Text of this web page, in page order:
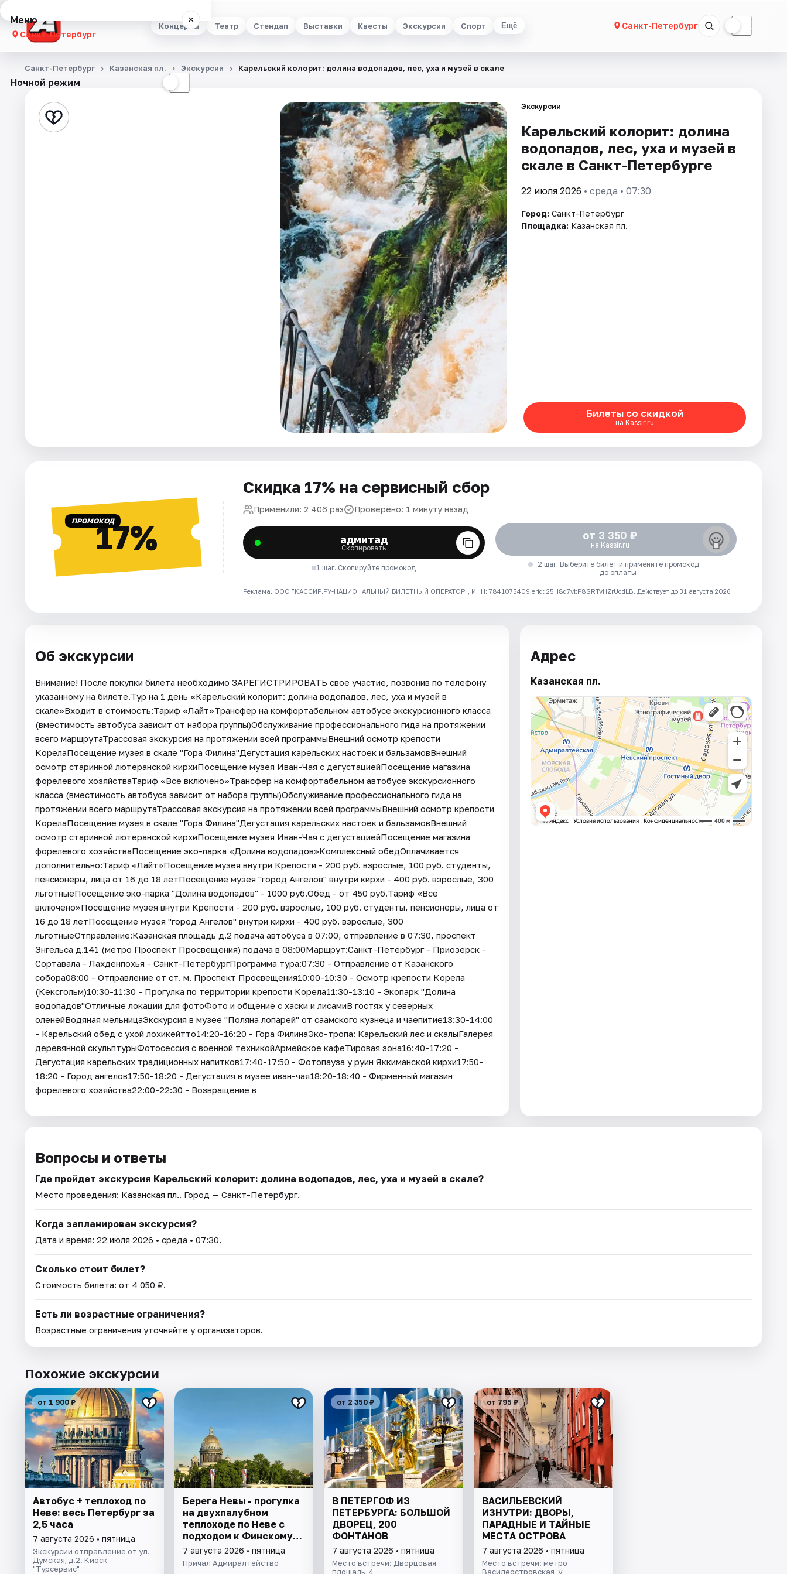
Концерты Театр Стендап Выставки Квесты Экскурсии Спорт Ещё Санкт-Петербург ☾
Меню ×
Санкт-Петербург
Концерты
Стендап
Ночной режим ☾
Санкт-Петербург Казанская пл. Экскурсии Карельский колорит: долина водопадов, лес, уха и музей в скале
Экскурсии
Карельский колорит: долина
водопадов, лес, уха и музей в
скале в Санкт-Петербурге
22 июля 2026 • среда • 07:30
Город: Санкт-Петербург
Площадка: Казанская пл.
Билеты со скидкой
на Kassir.ru
ПРОМОКОД17%
Скидка 17% на сервисный сбор
Применили: 2 406 раз Проверено: 1 минуту назад
адмитад
Скопировать
1 шаг. Скопируйте промокод
от 3 350 ₽
на Kassir.ru
2 шаг. Выберите билет и примените промокод
до оплаты
Реклама. ООО "КАССИР.РУ-НАЦИОНАЛЬНЫЙ БИЛЕТНЫЙ ОПЕРАТОР", ИНН: 7841075409 erid: 25H8d7vbP8SRTvHZrUcdLB. Действует до 31 августа 2026
Об экскурсии
Внимание! После покупки билета необходимо ЗАРЕГИСТРИРОВАТЬ свое участие, позвонив по телефону
указанному на билете.Тур на 1 день «Карельский колорит: долина водопадов, лес, уха и музей в
скале»Входит в стоимость:Тариф «Лайт»Трансфер на комфортабельном автобусе экскурсионного класса
(вместимость автобуса зависит от набора группы)Обслуживание профессионального гида на протяжении
всего маршрутаТрассовая экскурсия на протяжении всей программыВнешний осмотр крепости
КорелаПосещение музея в скале "Гора Филина"Дегустация карельских настоек и бальзамовВнешний
осмотр старинной лютеранской кирхиПосещение музея Иван-Чая с дегустациейПосещение магазина
форелевого хозяйстваТариф «Все включено»Трансфер на комфортабельном автобусе экскурсионного
класса (вместимость автобуса зависит от набора группы)Обслуживание профессионального гида на
протяжении всего маршрутаТрассовая экскурсия на протяжении всей программыВнешний осмотр крепости
КорелаПосещение музея в скале "Гора Филина"Дегустация карельских настоек и бальзамовВнешний
осмотр старинной лютеранской кирхиПосещение музея Иван-Чая с дегустациейПосещение магазина
форелевого хозяйстваПосещение эко-парка «Долина водопадов»Комплексный обедОплачивается
дополнительно:Тариф «Лайт»Посещение музея внутри Крепости - 200 руб. взрослые, 100 руб. студенты,
пенсионеры, лица от 16 до 18 летПосещение музея "город Ангелов" внутри кирхи - 400 руб. взрослые, 300
льготныеПосещение эко-парка "Долина водопадов" - 1000 руб.Обед - от 450 руб.Тариф «Все
включено»Посещение музея внутри Крепости - 200 руб. взрослые, 100 руб. студенты, пенсионеры, лица от
16 до 18 летПосещение музея "город Ангелов" внутри кирхи - 400 руб. взрослые, 300
льготныеОтправление:Казанская площадь д.2 подача автобуса в 07:00, отправление в 07:30, проспект
Энгельса д.141 (метро Проспект Просвещения) подача в 08:00Маршрут:Санкт-Петербург - Приозерск -
Сортавала - Лахденпохья - Санкт-ПетербургПрограмма тура:07:30 - Отправление от Казанского
собора08:00 - Отправление от ст. м. Проспект Просвещения10:00-10:30 - Осмотр крепости Корела
(Кексгольм)10:30-11:30 - Прогулка по территории крепости Корела11:30-13:10 - Экопарк "Долина
водопадов"Отличные локации для фотоФото и общение с хаски и лисамиВ гостях у северных
оленейВодяная мельницаЭкскурсия в музее "Поляна лопарей" от саамского кузнеца и чаепитие13:30-14:00
- Карельский обед с ухой лохикейтто14:20-16:20 - Гора ФилинаЭко-тропа: Карельский лес и скалыГалерея
деревянной скульптурыФотосессия с военной техникойАрмейское кафеТировая зона16:40-17:20 -
Дегустация карельских традиционных напитков17:40-17:50 - Фотопауза у руин Яккиманской кирхи17:50-
18:20 - Город ангелов17:50-18:20 - Дегустация в музее иван-чая18:20-18:40 - Фирменный магазин
форелевого хозяйства22:00-22:30 - Возвращение в
Адрес
Казанская пл.
Вопросы и ответы
Где пройдет экскурсия Карельский колорит: долина водопадов, лес, уха и музей в скале?
Место проведения: Казанская пл.. Город — Санкт-Петербург.
Когда запланирован экскурсия?
Дата и время: 22 июля 2026 • среда • 07:30.
Сколько стоит билет?
Стоимость билета: от 4 050 ₽.
Есть ли возрастные ограничения?
Возрастные ограничения уточняйте у организаторов.
Похожие экскурсии
от 1 900 ₽
Автобус + теплоход по
Неве: весь Петербург за
2,5 часа
7 августа 2026 • пятница
Экскурсии отправление от ул.
Думская, д.2. Киоск
"Турсервис"
Берега Невы - прогулка
на двухпалубном
теплоходе по Неве с
подходом к Финскому
заливу
7 августа 2026 • пятница
Причал Адмиралтейство
от 2 350 ₽
В ПЕТЕРГОФ ИЗ
ПЕТЕРБУРГА: БОЛЬШОЙ
ДВОРЕЦ, 200
ФОНТАНОВ
7 августа 2026 • пятница
Место встречи: Дворцовая
площадь, 4
от 795 ₽
ВАСИЛЬЕВСКИЙ
ИЗНУТРИ: ДВОРЫ,
ПАРАДНЫЕ И ТАЙНЫЕ
МЕСТА ОСТРОВА
7 августа 2026 • пятница
Место встречи: метро
Василеостровская, у